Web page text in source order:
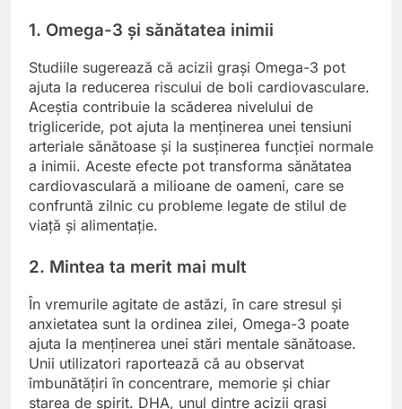
1. Omega-3 și sănătatea inimii
Studiile sugerează că acizii grași Omega-3 pot
ajuta la reducerea riscului de boli cardiovasculare.
Aceștia contribuie la scăderea nivelului de
trigliceride, pot ajuta la menținerea unei tensiuni
arteriale sănătoase și la susținerea funcției normale
a inimii. Aceste efecte pot transforma sănătatea
cardiovasculară a milioane de oameni, care se
confruntă zilnic cu probleme legate de stilul de
viață și alimentație.
2. Mintea ta merit mai mult
În vremurile agitate de astăzi, în care stresul și
anxietatea sunt la ordinea zilei, Omega-3 poate
ajuta la menținerea unei stări mentale sănătoase.
Unii utilizatori raportează că au observat
îmbunătățiri în concentrare, memorie și chiar
starea de spirit. DHA, unul dintre acizii grași